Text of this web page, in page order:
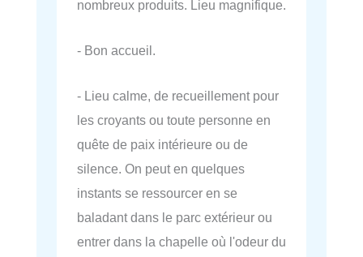
nombreux produits. Lieu magnifique.
- Bon accueil.
- Lieu calme, de recueillement pour
les croyants ou toute personne en
quête de paix intérieure ou de
silence. On peut en quelques
instants se ressourcer en se
baladant dans le parc extérieur ou
entrer dans la chapelle où l'odeur du